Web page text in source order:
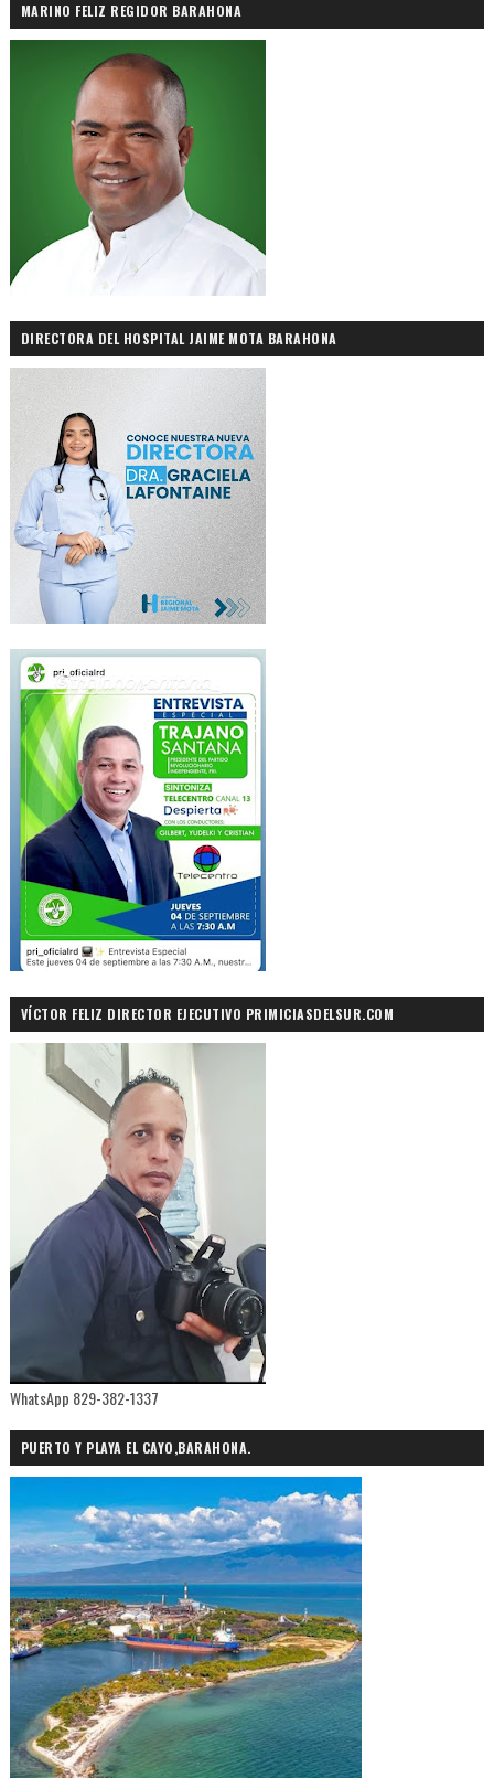
MARINO FELIZ REGIDOR BARAHONA
DIRECTORA DEL HOSPITAL JAIME MOTA BARAHONA
VÍCTOR FELIZ DIRECTOR EJECUTIVO PRIMICIASDELSUR.COM
WhatsApp 829-382-1337
PUERTO Y PLAYA EL CAYO,BARAHONA.